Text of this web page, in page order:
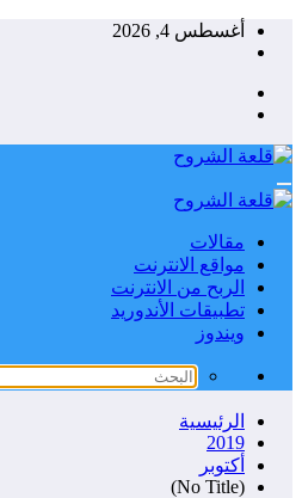
التجاوزأغسطس 4, 2026
مقالات
مواقع الانترنت
الربح من الانترنت
تطبيقات الأندوريد
ويندوز
الرئيسية
2019
أكتوبر
(No Title)